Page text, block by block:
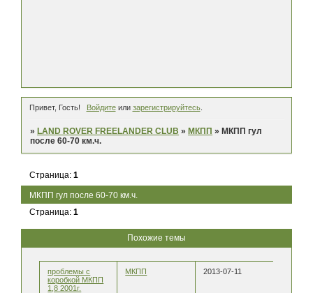
Привет, Гость! Войдитеили зарегистрируйтесь.
» LAND ROVER FREELANDER CLUB » МКПП » МКПП гул
после 60-70 км.ч.
МКПП гул после 60-70 км.ч.
Страница:1
Страница:1
Похожие темы
проблемы с
коробкой МКПП
1,8 2001г.
МКПП 2013-07-11